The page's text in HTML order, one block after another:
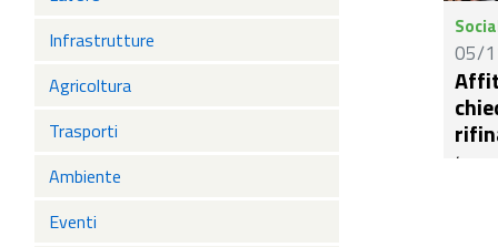
Infrastrutture
Agricoltura
Trasporti
Ambiente
Eventi
delle
05/